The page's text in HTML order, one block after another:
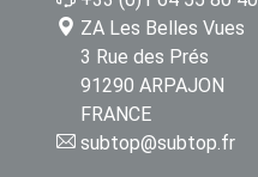
ZA Les Belles Vues
3 Rue des Prés
91290 ARPAJON
FRANCE
subtop@subtop.fr